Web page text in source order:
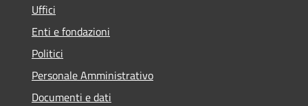
Uffici
Enti e fondazioni
Politici
Personale Amministrativo
Documenti e dati